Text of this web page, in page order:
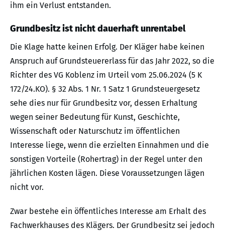
ihm ein Verlust entstanden.
Grundbesitz ist nicht dauerhaft unrentabel
Die Klage hatte keinen Erfolg. Der Kläger habe keinen
Anspruch auf Grundsteuererlass für das Jahr 2022, so die
Richter des VG Koblenz im Urteil vom 25.06.2024 (5 K
172/24.KO). § 32 Abs. 1 Nr. 1 Satz 1 Grundsteuergesetz
sehe dies nur für Grundbesitz vor, dessen Erhaltung
wegen seiner Bedeutung für Kunst, Geschichte,
Wissenschaft oder Naturschutz im öffentlichen
Interesse liege, wenn die erzielten Einnahmen und die
sonstigen Vorteile (Rohertrag) in der Regel unter den
jährlichen Kosten lägen. Diese Voraussetzungen lägen
nicht vor.
Zwar bestehe ein öffentliches Interesse am Erhalt des
Fachwerkhauses des Klägers. Der Grundbesitz sei jedoch